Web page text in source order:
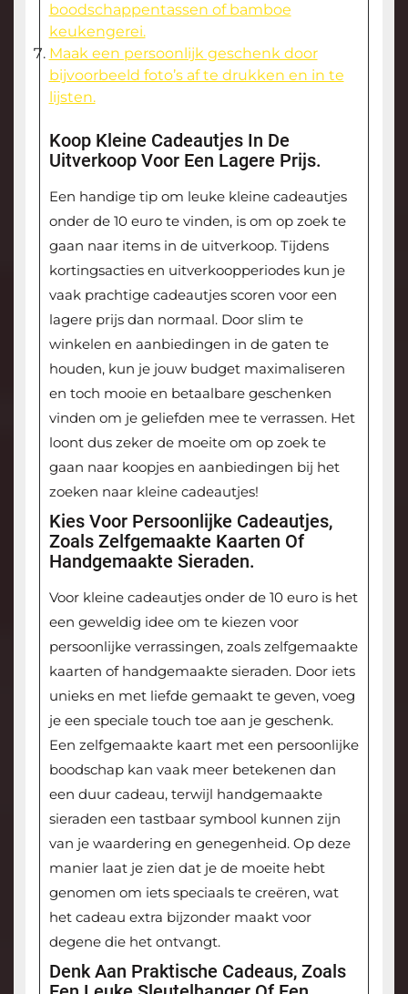
boodschappentassen of bamboe
keukengerei.
Maak een persoonlijk geschenk door
bijvoorbeeld foto’s af te drukken en in te
lijsten.
Koop Kleine Cadeautjes In De
Uitverkoop Voor Een Lagere Prijs.
Een handige tip om leuke kleine cadeautjes
onder de 10 euro te vinden, is om op zoek te
gaan naar items in de uitverkoop. Tijdens
kortingsacties en uitverkoopperiodes kun je
vaak prachtige cadeautjes scoren voor een
lagere prijs dan normaal. Door slim te
winkelen en aanbiedingen in de gaten te
houden, kun je jouw budget maximaliseren
en toch mooie en betaalbare geschenken
vinden om je geliefden mee te verrassen. Het
loont dus zeker de moeite om op zoek te
gaan naar koopjes en aanbiedingen bij het
zoeken naar kleine cadeautjes!
Kies Voor Persoonlijke Cadeautjes,
Zoals Zelfgemaakte Kaarten Of
Handgemaakte Sieraden.
Voor kleine cadeautjes onder de 10 euro is het
een geweldig idee om te kiezen voor
persoonlijke verrassingen, zoals zelfgemaakte
kaarten of handgemaakte sieraden. Door iets
unieks en met liefde gemaakt te geven, voeg
je een speciale touch toe aan je geschenk.
Een zelfgemaakte kaart met een persoonlijke
boodschap kan vaak meer betekenen dan
een duur cadeau, terwijl handgemaakte
sieraden een tastbaar symbool kunnen zijn
van je waardering en genegenheid. Op deze
manier laat je zien dat je de moeite hebt
genomen om iets speciaals te creëren, wat
het cadeau extra bijzonder maakt voor
degene die het ontvangt.
Denk Aan Praktische Cadeaus, Zoals